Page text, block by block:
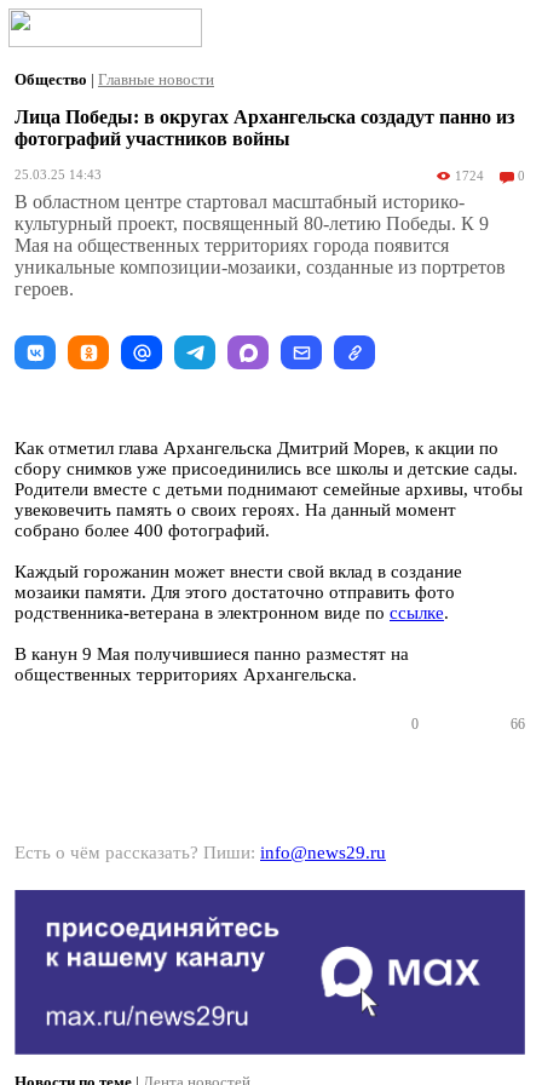
Общество | Главные новости
Лица Победы: в округах Архангельска создадут панно из
фотографий участников войны
25.03.25 14:43 1724 0
В областном центре стартовал масштабный историко-
культурный проект, посвященный 80-летию Победы. К 9
Мая на общественных территориях города появится
уникальные композиции-мозаики, созданные из портретов
героев.
Как отметил глава Архангельска Дмитрий Морев, к акции по
сбору снимков уже присоединились все школы и детские сады.
Родители вместе с детьми поднимают семейные архивы, чтобы
увековечить память о своих героях. На данный момент
собрано более 400 фотографий.
Каждый горожанин может внести свой вклад в создание
мозаики памяти. Для этого достаточно отправить фото
родственника-ветерана в электронном виде по ссылке.
В канун 9 Мая получившиеся панно разместят на
общественных территориях Архангельска.
0 66
Есть о чём рассказать? Пиши: info@news29.ru